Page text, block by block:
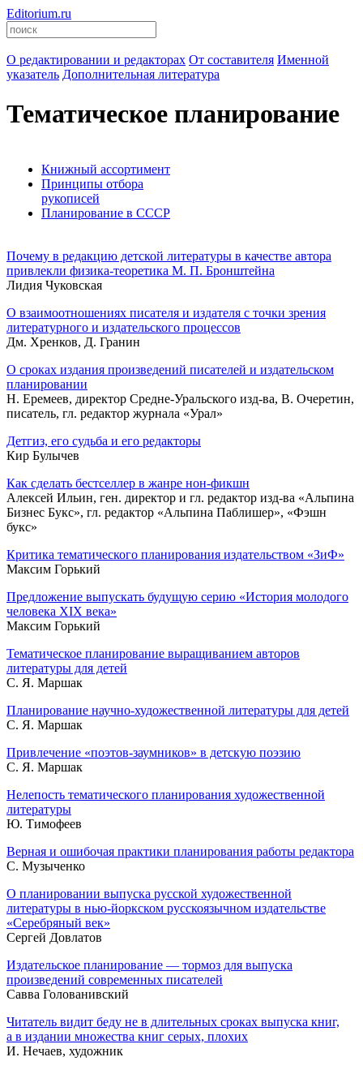
Editorium.ru
О редактировании и редакторах От составителя Именной
указатель Дополнительная литература
Тематическое планирование
Книжный ассортимент
Принципы отбора
рукописей
Планирование в СССР
Почему в редакцию детской литературы в качестве автора
привлекли физика-теоретика М. П. Бронштейна
Лидия Чуковская
О взаимоотношениях писателя и издателя с точки зрения
литературного и издательского процессов
Дм. Хренков, Д. Гранин
О сроках издания произведений писателей и издательском
планировании
Н. Еремеев, директор Средне-Уральского изд-ва, В. Очеретин,
писатель, гл. редактор журнала «Урал»
Детгиз, его судьба и его редакторы
Кир Булычев
Как сделать бестселлер в жанре нон-фикшн
Алексей Ильин, ген. директор и гл. редактор изд-ва «Альпина
Бизнес Букс», гл. редактор «Альпина Паблишер», «Фэшн
букс»
Критика тематического планирования издательством «ЗиФ»
Максим Горький
Предложение выпускать будущую серию «История молодого
человека XIX века»
Максим Горький
Тематическое планирование выращиванием авторов
литературы для детей
С. Я. Маршак
Планирование научно-художественной литературы для детей
С. Я. Маршак
Привлечение «поэтов-заумников» в детскую поэзию
С. Я. Маршак
Нелепость тематического планирования художественной
литературы
Ю. Тимофеев
Верная и ошибочая практики планирования работы редактора
С. Музыченко
О планировании выпуска русской художественной
литературы в нью-йоркском русскоязычном издательстве
«Серебряный век»
Сергей Довлатов
Издательское планирование — тормоз для выпуска
произведений современных писателей
Савва Голованивский
Читатель видит беду не в длительных сроках выпуска книг,
а в издании множества книг серых, плохих
И. Нечаев, художник